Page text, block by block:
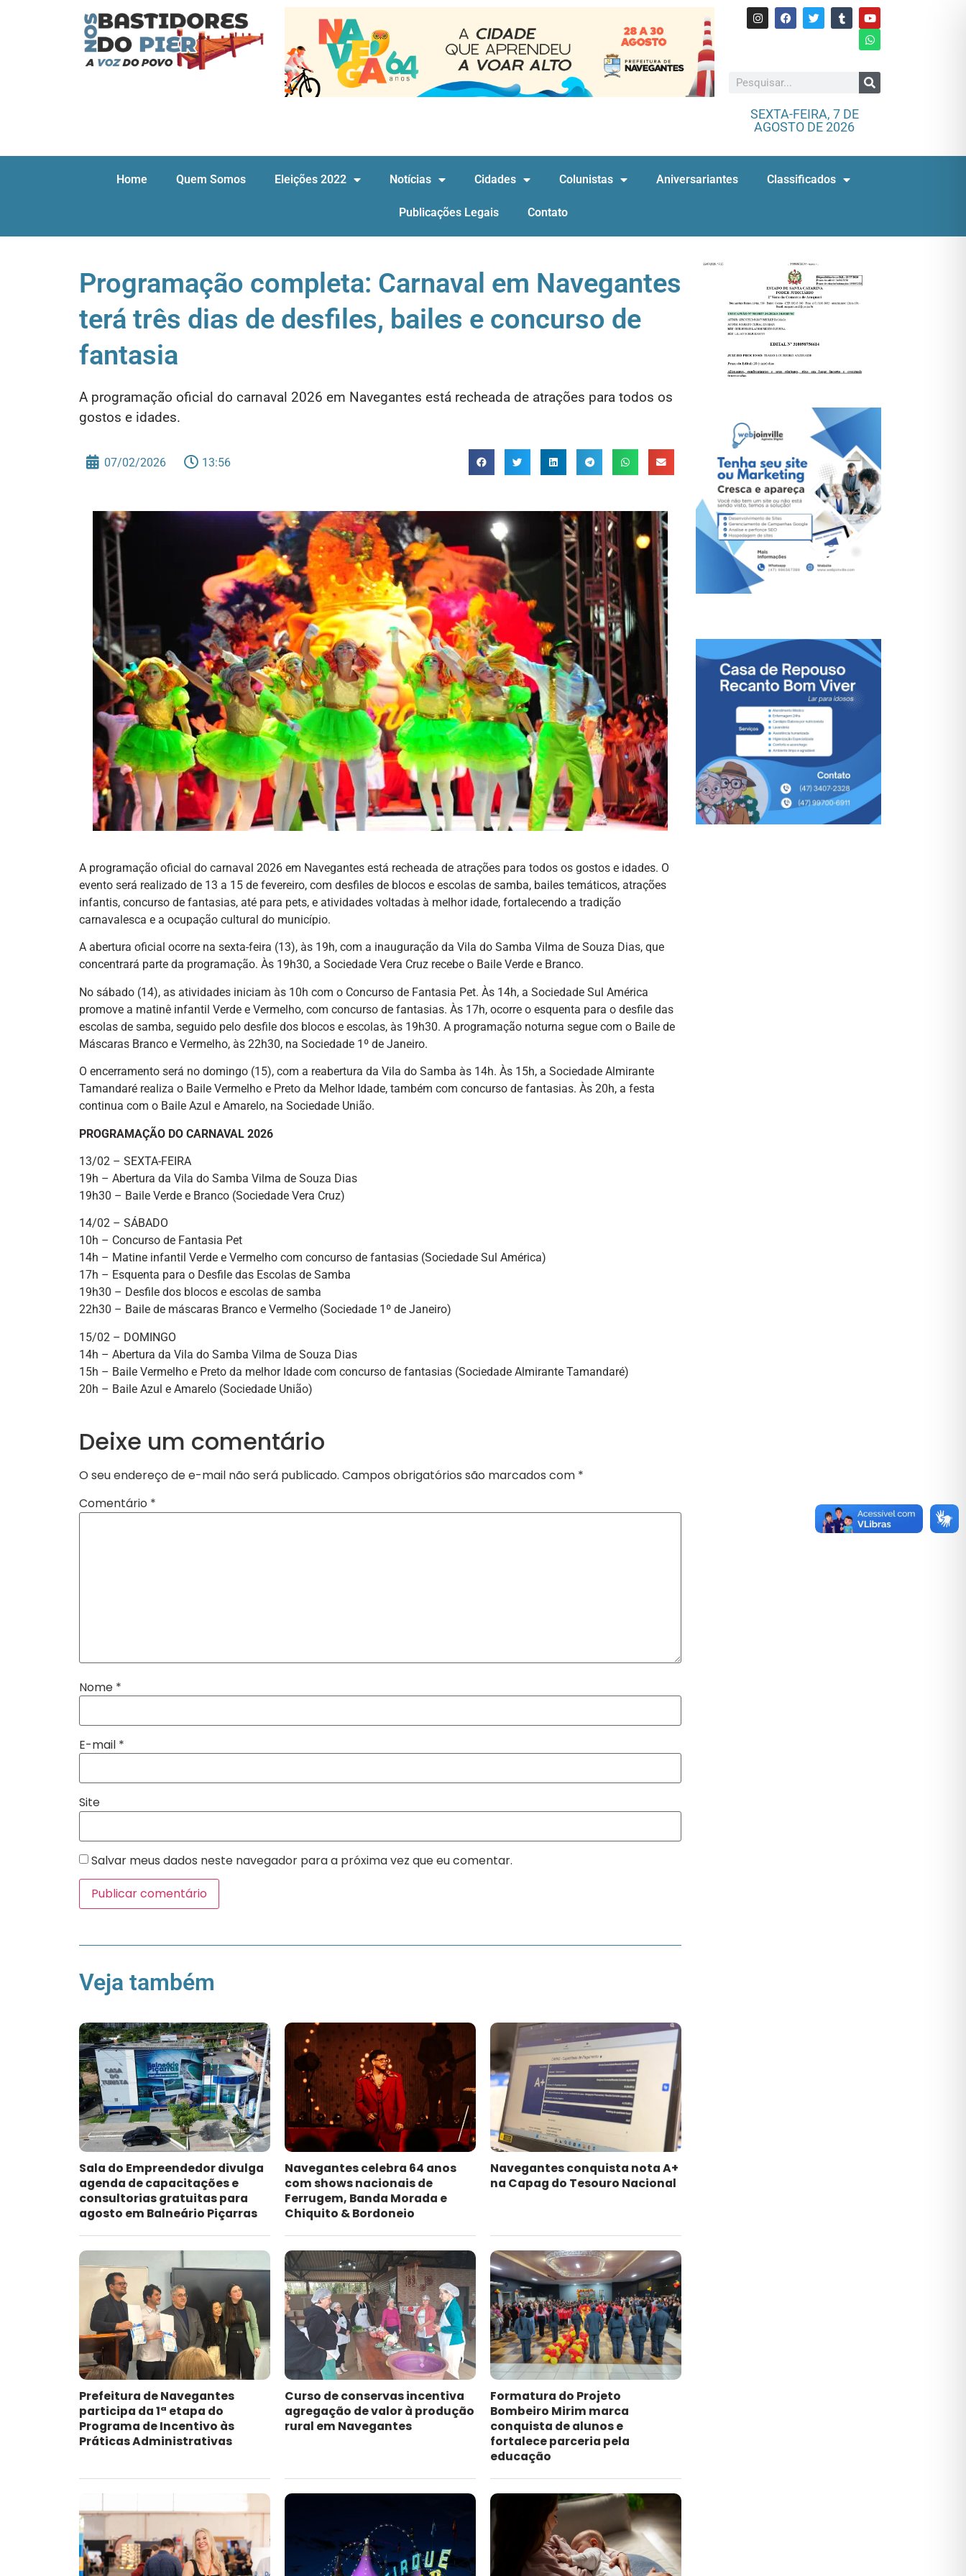
SEXTA-FEIRA, 7 DE
AGOSTO DE 2026
Home Quem Somos Eleições 2022 Notícias Cidades Colunistas Aniversariantes Classificados
Publicações Legais Contato
Programação completa: Carnaval em Navegantes
terá três dias de desfiles, bailes e concurso de
fantasia
A programação oficial do carnaval 2026 em Navegantes está recheada de atrações para todos os
gostos e idades.
07/02/2026 13:56
A programação oficial do carnaval 2026 em Navegantes está recheada de atrações para todos os gostos e idades. O
evento será realizado de 13 a 15 de fevereiro, com desfiles de blocos e escolas de samba, bailes temáticos, atrações
infantis, concurso de fantasias, até para pets, e atividades voltadas à melhor idade, fortalecendo a tradição
carnavalesca e a ocupação cultural do município.
A abertura oficial ocorre na sexta-feira (13), às 19h, com a inauguração da Vila do Samba Vilma de Souza Dias, que
concentrará parte da programação. Às 19h30, a Sociedade Vera Cruz recebe o Baile Verde e Branco.
No sábado (14), as atividades iniciam às 10h com o Concurso de Fantasia Pet. Às 14h, a Sociedade Sul América
promove a matinê infantil Verde e Vermelho, com concurso de fantasias. Às 17h, ocorre o esquenta para o desfile das
escolas de samba, seguido pelo desfile dos blocos e escolas, às 19h30. A programação noturna segue com o Baile de
Máscaras Branco e Vermelho, às 22h30, na Sociedade 1º de Janeiro.
O encerramento será no domingo (15), com a reabertura da Vila do Samba às 14h. Às 15h, a Sociedade Almirante
Tamandaré realiza o Baile Vermelho e Preto da Melhor Idade, também com concurso de fantasias. Às 20h, a festa
continua com o Baile Azul e Amarelo, na Sociedade União.
PROGRAMAÇÃO DO CARNAVAL 2026
13/02 – SEXTA-FEIRA
19h – Abertura da Vila do Samba Vilma de Souza Dias
19h30 – Baile Verde e Branco (Sociedade Vera Cruz)
14/02 – SÁBADO
10h – Concurso de Fantasia Pet
14h – Matine infantil Verde e Vermelho com concurso de fantasias (Sociedade Sul América)
17h – Esquenta para o Desfile das Escolas de Samba
19h30 – Desfile dos blocos e escolas de samba
22h30 – Baile de máscaras Branco e Vermelho (Sociedade 1º de Janeiro)
15/02 – DOMINGO
14h – Abertura da Vila do Samba Vilma de Souza Dias
15h – Baile Vermelho e Preto da melhor Idade com concurso de fantasias (Sociedade Almirante Tamandaré)
20h – Baile Azul e Amarelo (Sociedade União)
Deixe um comentário
O seu endereço de e-mail não será publicado. Campos obrigatórios são marcados com *
Comentário *
Nome *
E-mail *
Site
Salvar meus dados neste navegador para a próxima vez que eu comentar.
Veja também
Sala do Empreendedor divulga
agenda de capacitações e
consultorias gratuitas para
agosto em Balneário Piçarras
Navegantes celebra 64 anos
com shows nacionais de
Ferrugem, Banda Morada e
Chiquito & Bordoneio
Navegantes conquista nota A+
na Capag do Tesouro Nacional
Prefeitura de Navegantes
participa da 1ª etapa do
Programa de Incentivo às
Práticas Administrativas
Curso de conservas incentiva
agregação de valor à produção
rural em Navegantes
Formatura do Projeto
Bombeiro Mirim marca
conquista de alunos e
fortalece parceria pela
educação